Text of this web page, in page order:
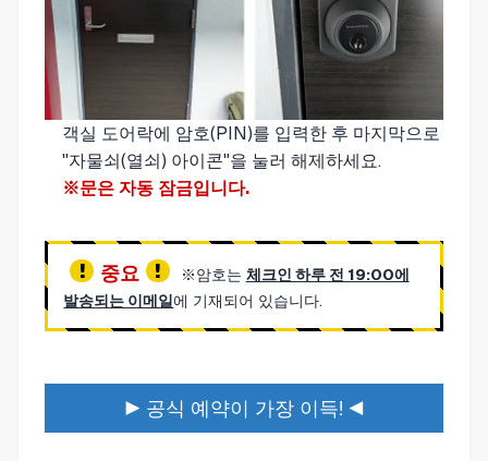
객실 도어락에 암호(PIN)를 입력한 후 마지막으로
"자물쇠(열쇠) 아이콘"을 눌러 해제하세요.
※문은 자동 잠금입니다.
중요 ※암호는 체크인 하루 전 19:00에
발송되는 이메일에 기재되어 있습니다.
▶ 공식 예약이 가장 이득! ◀